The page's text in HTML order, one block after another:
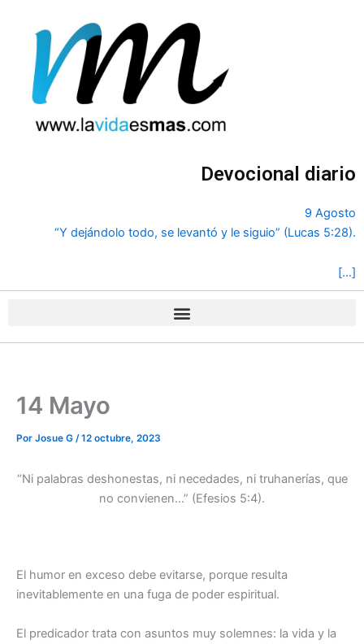
contenido
Devocional diario
9 Agosto
“Y dejándolo todo, se levantó y le siguio” (Lucas 5:28).
[…]
14 Mayo
Por Josue G /12 octubre, 2023
“Ni palabras deshonestas, ni necedades, ni truhanerías, que
no convienen…” (Efesios 5:4).
El humor en exceso debe evitarse, porque resulta
inevitablemente en una fuga de poder espiritual.
El predicador trata con asuntos muy solemnes: la vida y la